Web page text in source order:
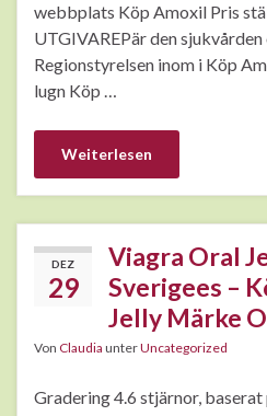
webbplats Köp Amoxil Pris
UTGIVAREPär den
Regionstyrelsen inom i Köp
lugn Köp …
Weiterlesen
DEZ
29
Viagra Oral
Sverigees –
Jelly Märke
Von Claudia unterUncategorized
Gradering 4.6 stjärnor, baserat